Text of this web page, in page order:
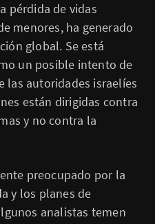
pérdida de vidas
menores, ha generado
global. Se está
un posible intento de
las autoridades israelíes
están dirigidas contra
y no contra la
preocupado por la
y los planes de
analistas temen